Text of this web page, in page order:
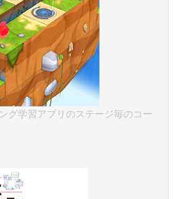
グ学習アプリのステージ毎のコー